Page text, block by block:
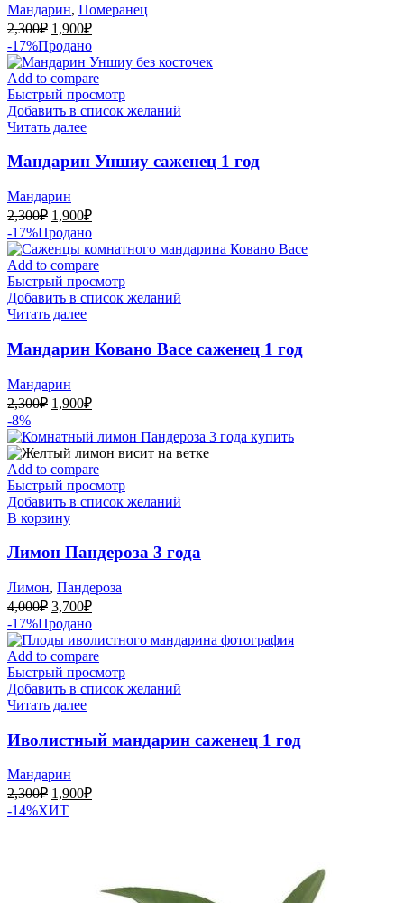
Мандарин, Померанец
2,300₽ Первоначальная
цена
составляла
2,300₽.
1,900₽Текущая
1,900₽.
-17%Продано
Add to compare
Быстрый просмотр
Добавить в список желаний
Читать далее
Мандарин Уншиу саженец 1 год
Мандарин
2,300₽ Первоначальная
цена
составляла
2,300₽.
1,900₽Текущая
1,900₽.
-17%Продано
Add to compare
Быстрый просмотр
Добавить в список желаний
Читать далее
Мандарин Ковано Васе саженец 1 год
Мандарин
2,300₽ Первоначальная
составляла
2,300₽.
1,900₽Текущая
1,900₽.
-8%
Add to compare
Быстрый просмотр
Добавить в список желаний
В корзину
Лимон Пандероза 3 года
Лимон, Пандероза
4,000₽ Первоначальная
цена
составляла
4,000₽.
3,700₽Текущая
3,700₽.
-17%Продано
Add to compare
Быстрый просмотр
Добавить в список желаний
Читать далее
Иволистный мандарин саженец 1 год
Мандарин
2,300₽ Первоначальная
цена
составляла
1,900₽Текущая
-14%ХИТ